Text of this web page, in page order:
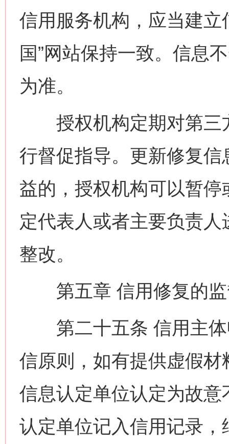
信用服务机构，应当建立
国”网站保持一致。信息
为准。
授权机构定期对第三
行督促指导。更新修复
益的，授权机构可以暂
定代表人或者主要负责
整改。
第五章 信用修复的监
第二十五条 信用主体
信原则，如有提供虚假
信息认定单位认定为故
认定单位记入信用记录